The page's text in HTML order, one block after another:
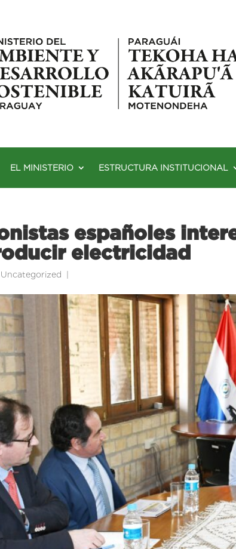
EL MINISTERIO ESTRUCTURA INSTITUCIONAL
españoles
electricidad
Uncategorized